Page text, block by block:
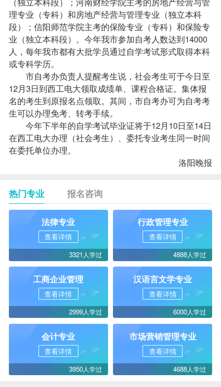
理专业（专科）和房地产经营与管理专业（独立本科
段）；信阳师范学院主考的保险专业（专科） 和保险专
业（独立本科段） 。今年我市参加自考人数达到14000
人，每年我市都有大批学员通过自学考试形式取得本科
或专科学历。
市自考办负责人提醒考生说，社会考生可于今日至
12月3日到西工电大领取成绩单、课程合格证。集体报
名的考生到原报名点领取。其间，市自考办可为自考考
生可以办理免考、 转考手续。
今年下半年的自学考试毕业证将于12月10日至14日
在西工电大办理（社会考生）、委托专业考生同一时间
在委托单位办理。
洛阳晚报
热门专业 报名咨询
法律专业
查看详情
3321人学过
行政管理专业
查看详情
4888人学过
工商企业管理
查看详情
2999人学过
汉语言文学专业
查看详情
6000人学过
会计专业
查看详情
3950人学过
市场营销管理专业
查看详情
4688人学过